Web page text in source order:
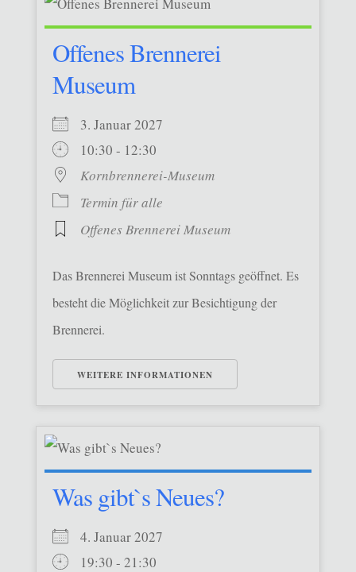
Offenes Brennerei
Museum
3. Januar 2027
10:30 - 12:30
Kornbrennerei-Museum
Termin für alle
Offenes Brennerei Museum
Das Brennerei Museum ist Sonntags geöffnet. Es
besteht die Möglichkeit zur Besichtigung der
Brennerei.
WEITERE INFORMATIONEN
Was gibt`s Neues?
4. Januar 2027
19:30 - 21:30